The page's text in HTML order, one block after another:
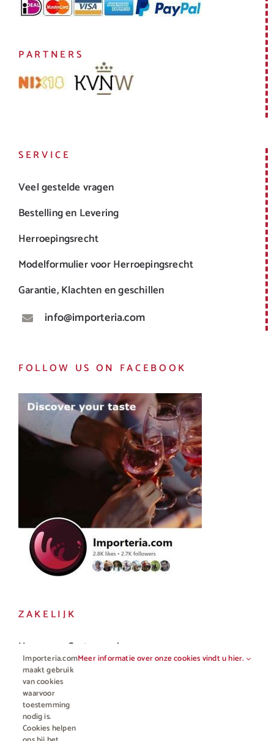
PARTNERS
SERVICE
Veel gestelde vragen
Bestelling en Levering
Herroepingsrecht
Modelformulier voor Herroepingsrecht
Garantie, Klachten en geschillen
info@importeria.com
FOLLOW US ON FACEBOOK
ZAKELIJK
Horeca en Gastronomie
Vakhandel
Importeria.com
maakt gebruik
van cookies
waarvoor
toestemming
nodig is.
Cookies helpen
Meer informatie over onze cookies vindt u hier.